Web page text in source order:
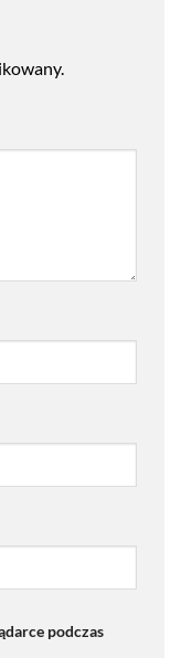
podczas